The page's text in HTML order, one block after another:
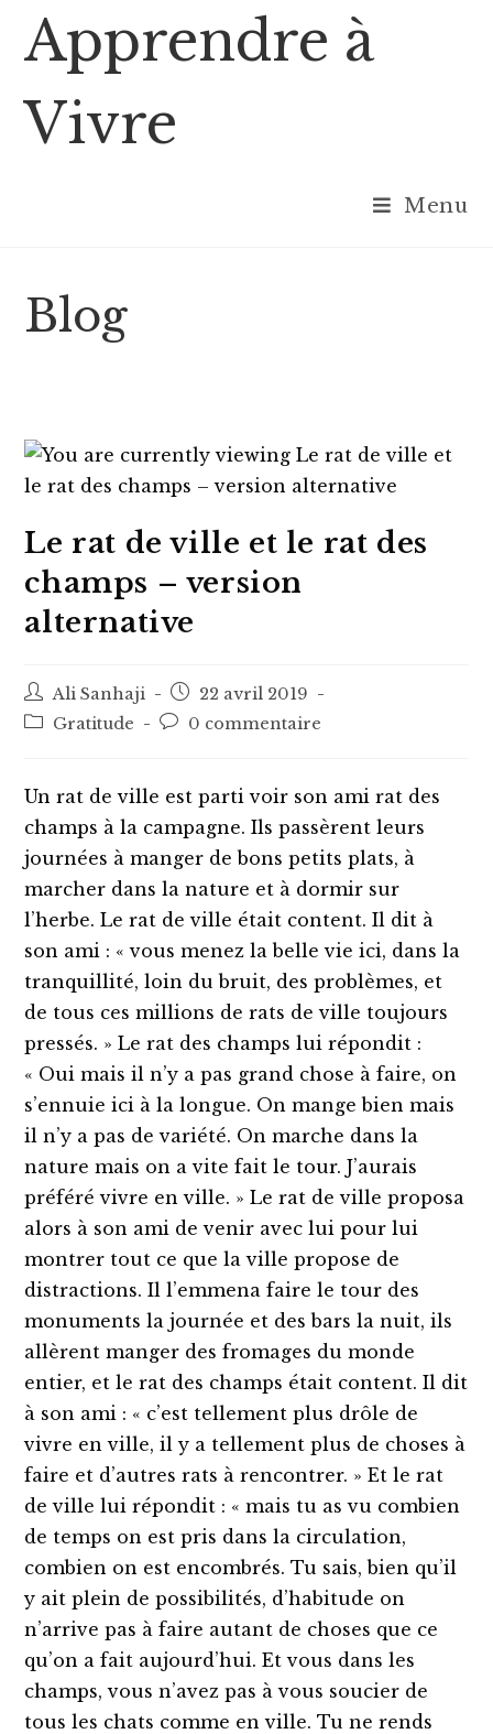
content
Apprendre à
Vivre
Menu
Blog
Le rat de ville et le rat des
champs – version
alternative
Auteur/autrice
de
Ali Sanhaji
Post
published:
22 avril 2019
PostGratitude
Post0 commentaire
Un rat de ville est parti voir son ami rat des
champs à la campagne. Ils passèrent leurs
journées à manger de bons petits plats, à
marcher dans la nature et à dormir sur
l’herbe. Le rat de ville était content. Il dit à
son ami : « vous menez la belle vie ici, dans la
tranquillité, loin du bruit, des problèmes, et
de tous ces millions de rats de ville toujours
pressés. » Le rat des champs lui répondit :
« Oui mais il n’y a pas grand chose à faire, on
s’ennuie ici à la longue. On mange bien mais
il n’y a pas de variété. On marche dans la
nature mais on a vite fait le tour. J’aurais
préféré vivre en ville. » Le rat de ville proposa
alors à son ami de venir avec lui pour lui
montrer tout ce que la ville propose de
distractions. Il l’emmena faire le tour des
monuments la journée et des bars la nuit, ils
allèrent manger des fromages du monde
entier, et le rat des champs était content. Il dit
à son ami : « c’est tellement plus drôle de
vivre en ville, il y a tellement plus de choses à
faire et d’autres rats à rencontrer. » Et le rat
de ville lui répondit : « mais tu as vu combien
de temps on est pris dans la circulation,
combien on est encombrés. Tu sais, bien qu’il
y ait plein de possibilités, d’habitude on
n’arrive pas à faire autant de choses que ce
qu’on a fait aujourd’hui. Et vous dans les
champs, vous n’avez pas à vous soucier de
tous les chats comme en ville. Tu ne rends